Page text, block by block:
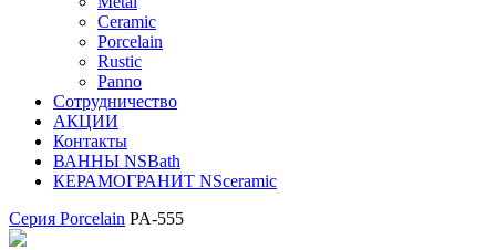
Ceramic
Porcelain
Rustic
Panno
Сотрудничество
АКЦИИ
Контакты
ВАННЫ NSBath
КЕРАМОГРАНИТ NSceramic
Серия Porcelain PA-555